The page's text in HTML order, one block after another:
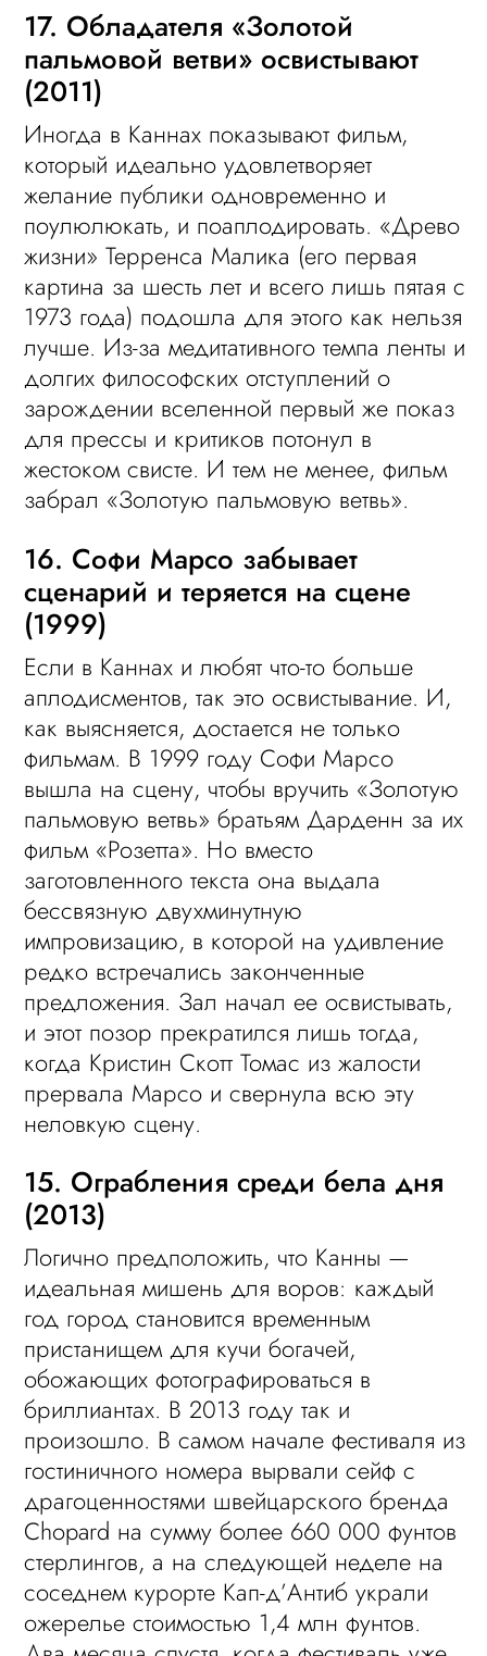
17. Обладателя «Золотой
пальмовой ветви» освистывают
(2011)
Иногда в Каннах показывают фильм,
который идеально удовлетворяет
желание публики одновременно и
поулюлюкать, и поаплодировать. «Древо
жизни» Терренса Малика (его первая
картина за шесть лет и всего лишь пятая с
1973 года) подошла для этого как нельзя
лучше. Из-за медитативного темпа ленты и
долгих философских отступлений о
зарождении вселенной первый же показ
для прессы и критиков потонул в
жестоком свисте. И тем не менее, фильм
забрал «Золотую пальмовую ветвь».
16. Софи Марсо забывает
сценарий и теряется на сцене
(1999)
Если в Каннах и любят что-то больше
аплодисментов, так это освистывание. И,
как выясняется, достается не только
фильмам. В 1999 году Софи Марсо
вышла на сцену, чтобы вручить «Золотую
пальмовую ветвь» братьям Дарденн за их
фильм «Розетта». Но вместо
заготовленного текста она выдала
бессвязную двухминутную
импровизацию, в которой на удивление
редко встречались законченные
предложения. Зал начал ее освистывать,
и этот позор прекратился лишь тогда,
когда Кристин Скотт Томас из жалости
прервала Марсо и свернула всю эту
неловкую сцену.
15. Ограбления среди бела дня
(2013)
Логично предположить, что Канны —
идеальная мишень для воров: каждый
год город становится временным
пристанищем для кучи богачей,
обожающих фотографироваться в
бриллиантах. В 2013 году так и
произошло. В самом начале фестиваля из
гостиничного номера вырвали сейф с
драгоценностями швейцарского бренда
Chopard на сумму более 660 000 фунтов
стерлингов, а на следующей неделе на
соседнем курорте Кап-д’Антиб украли
ожерелье стоимостью 1,4 млн фунтов.